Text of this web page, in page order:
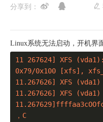
分享到：
Linux系统无法启动，开机界
11 267624] XFS
0x79/0x100 [xfs],
11.267626] XFS
11.267626] XFS
，C